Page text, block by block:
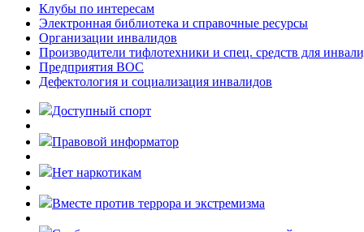
Клубы по интересам
Электронная библиотека и справочные ресурсы
Организации инвалидов
Производители тифлотехники и спец. средств для
Предприятия ВОС
Дефектология и социализация инвалидов
Доступный спорт
Правовой информатор
Нет наркотикам
Вместе против террора и экстремизма